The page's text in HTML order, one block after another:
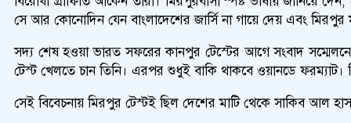
সে আর কোনোদিন যেন বাংলাদেশের জার্সি না গায়ে দেয় এবং মিরপুর
সদ্য শেষ হওয়া ভারত সফরের কানপুর টেস্টের আগে সংবাদ সম্মেলনে
টেস্ট খেলতে চান তিনি। এরপর শুধুই বাকি থাকবে ওয়ানডে
সেই বিবেচনায় মিরপুর টেস্টই ছিল দেশের মাটি থেকে সাকিব আল